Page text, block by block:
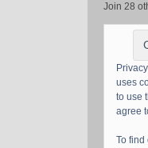
Join 28
uses
to use
agree
To find